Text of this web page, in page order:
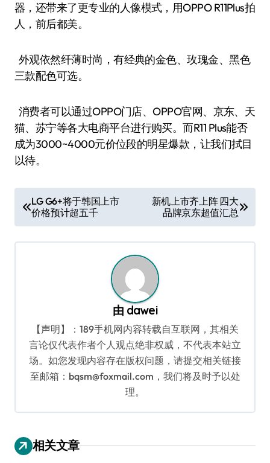
器，还带来了更专业的人像模式，用OPPO R11Plus拍
人，前后都美。
外观依然纤薄时尚，有经典的金色、玫瑰金、黑色
三款配色可选。
消费者可以通过OPPO门店、OPPO官网、京东、天
猫、苏宁等各大电商平台进行购买。而R11 Plus能否
成为3000~4000元价位段的明星爆款，让我们拭目
以待。
章
导
LG G6+将于韩国上市
价格预计超五千
新机上市齐上阵 四大
品牌京东超值汇总
由 dawei
【声明】：189手机网内容转载自互联网，其相关
言论仅代表作者个人观点绝非权威，不代表本站立
场。如您发现内容存在版权问题，请提交相关链接
至邮箱：bqsm@foxmail.com，我们将及时予以处
理。
相关文章